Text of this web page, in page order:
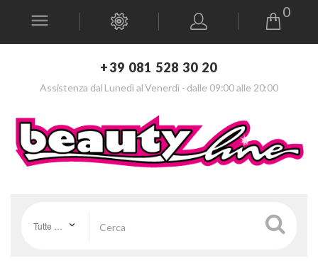
+39 081 528 30 20
Assistenza dal Lunedì al Venerdì - dalle 09:00 alle 20:00
0